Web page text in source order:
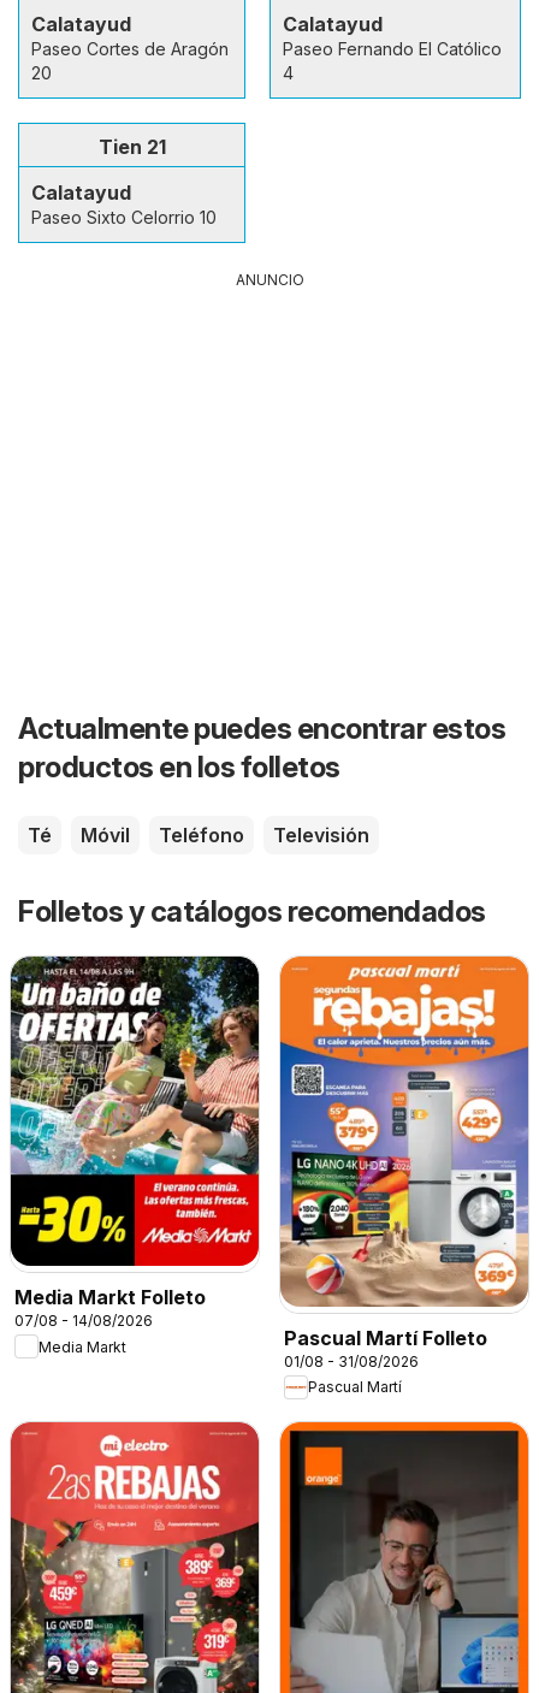
Calatayud
Paseo Cortes de Aragón
20
Calatayud
Paseo Fernando El Católico
4
Tien 21
Calatayud
Paseo Sixto Celorrio 10
ANUNCIO
Actualmente puedes encontrar estos
productos en los folletos
Té Móvil Teléfono Televisión
Folletos y catálogos recomendados
Media Markt Folleto
07/08 - 14/08/2026
Media Markt
Pascual Martí Folleto
01/08 - 31/08/2026
Pascual Martí